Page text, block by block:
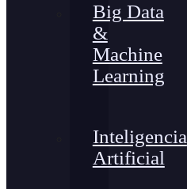
Big Data
&
Machine
Learning
Inteligencia
Artificial